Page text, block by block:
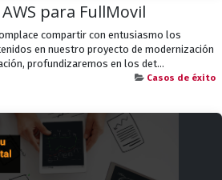
para FullMovil
compartir con entusiasmo los
en nuestro proyecto de modernización
profundizaremos en los det...
Casos de éxito